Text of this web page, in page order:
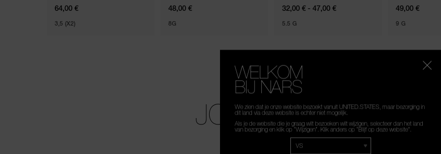
64,00 €
3,5 (X2)
48,00 €
8G
32,00 € - 47,00 €
5.5 G
49,00 €
9 G
JOUW ULTIEME
WAT IS JE HUIDSKLEUR?
WELKOM
BIJ NARS
We zien dat je onze website bezoekt vanuit UNITED.STATES, maar bezorging in
dit land via deze website is echter niet mogelijk.
Als je de website die je graag wilt bezoeken wilt wijzigen, selecteer dan het land
van bezorging en klik op “Wijzigen”. Klik anders op “Blijf op deze website”.